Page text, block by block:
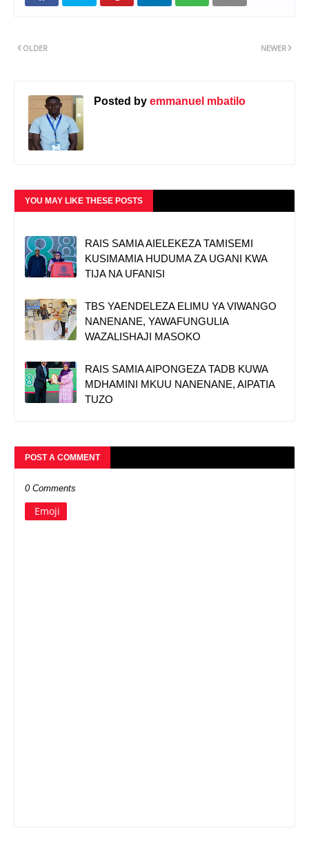
NEWER
OLDER
Posted by emmanuel mbatilo
YOU MAY LIKE THESE POSTS
RAIS SAMIA AIELEKEZA TAMISEMI
KUSIMAMIA HUDUMA ZA UGANI KWA
TIJA NA UFANISI
TBS YAENDELEZA ELIMU YA VIWANGO
NANENANE, YAWAFUNGULIA
WAZALISHAJI MASOKO
RAIS SAMIA AIPONGEZA TADB KUWA
MDHAMINI MKUU NANENANE, AIPATIA
TUZO
POST A COMMENT
0 Comments
Emoji